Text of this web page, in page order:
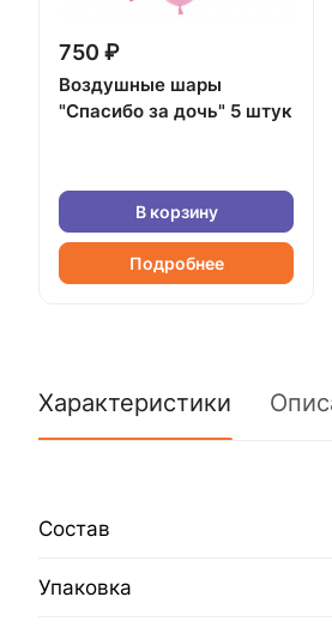
750 ₽
Воздушные шары
"Спасибо за дочь" 5 штук
В корзину
Подробнее
Характеристики
Состав
Упаковка